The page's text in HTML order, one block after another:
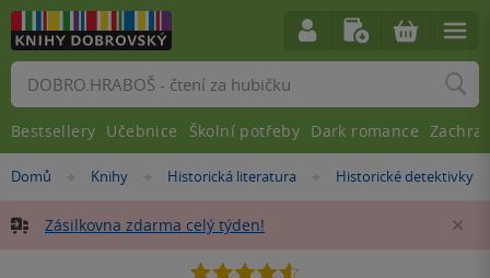
Nacházíte
zde:
Domů »
Knihy »Historická literatura »Historické detektivky
Zásilkovna zdarma celý týden!
4.6
Vyhledávání
Bestsellery Učebnice Školní potřeby Dark romance